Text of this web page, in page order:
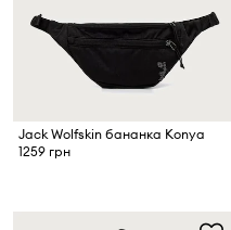
Jack Wolfskin бананка Konya
1259 грн